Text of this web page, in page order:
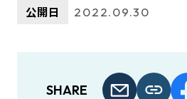
公開日 2022.09.30
SHARE